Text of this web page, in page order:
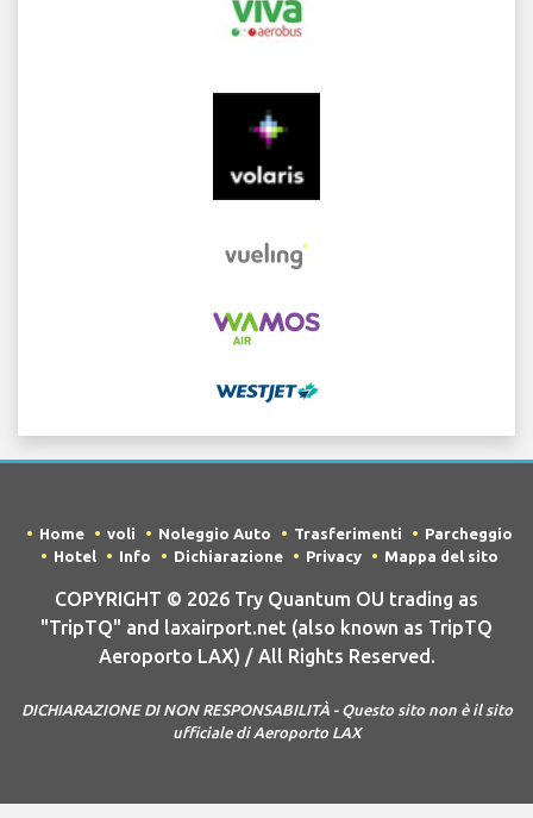
Home voli Noleggio Auto Trasferimenti
Parcheggio
Hotel
Info Dichiarazione Privacy Mappa del sito
COPYRIGHT © 2026 Try Quantum OU trading as
"TripTQ" and laxairport.net (also known as TripTQ
Aeroporto LAX) / All Rights Reserved.
DICHIARAZIONE DI NON RESPONSABILITÀ - Questo sito non è il sito
ufficiale di Aeroporto LAX